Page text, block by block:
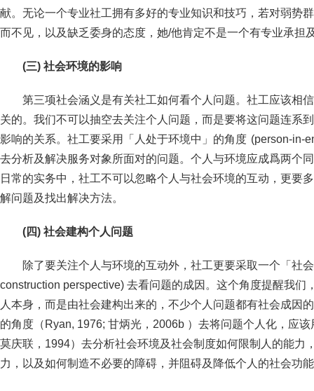
献。无论一个专业社工拥有多好的专业知识和技巧，若对弱势
而不见，以及缺乏委身的态度，她/他肯定不是一个有专业承担
(三) 社会环境的影响
第三项社会涵义是有关社工如何看个人问题。社工应该相
关的。我们不可以抽空去关注个人问题，而是要将这问题连系
影响的关系。社工要采用「人处于环境中」的角度 (person-in-
去分析及解决服务对象所面对的问题。个人与环境应成爲两个
日常的实务中，社工不可以忽略个人与社会环境的互动，更要
解问题及找出解决方法。
(四) 社会建构个人问题
除了要关注个人与环境的互动外，社工更要采取一个「社
construction perspective) 去看问题的成因。这个角度提醒我们
人本身，而是由社会建构出来的，不少个人问题都有社会成因
的角度（Ryan, 1976; 甘炳光，2006b ）去将问题个人化，应
莫庆联，1994）去分析社会环境及社会制度如何限制人的能力
力，以及如何制造不必要的障碍，并阻碍及降低个人的社会功